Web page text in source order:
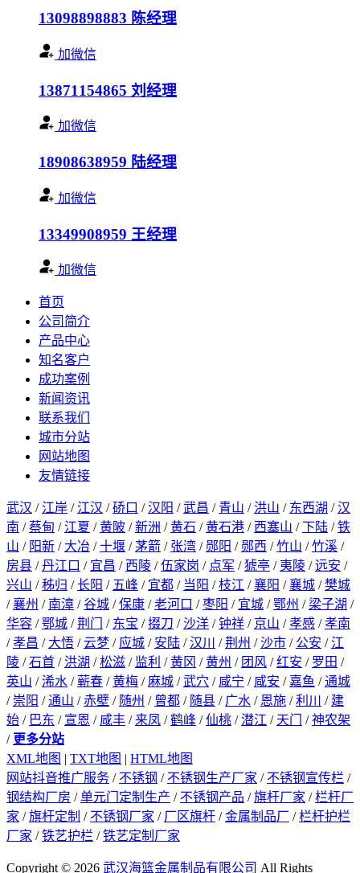
13098898883 陈经理
加微信
13871154865 刘经理
加微信
18908638959 陆经理
加微信
13349908959 王经理
加微信
首页
公司简介
产品中心
知名客户
成功案例
新闻资讯
联系我们
城市分站
网站地图
友情链接
武汉 / 江岸 / 江汉 /硚口 /汉阳 /武昌 / 青山 / 洪山 / 东西湖 /汉
南 /蔡甸 / 江夏 /黄陂 /新洲 /黄石 /黄石港 / 西塞山 /下陆 /铁
山 / 阳新 / 大冶 /十堰 /茅箭 / 张湾 / 郧阳 / 郧西 /竹山 /竹溪 /
房县 /丹江口 / 宜昌 / 西陵 /伍家岗 / 点军 /猇亭 / 夷陵 /远安 /
兴山 /秭归 /长阳 / 五峰 / 宜都 / 当阳 /枝江 /襄阳 /襄城 /樊城
/襄州 / 南漳 /谷城 /保康 /老河口 /枣阳 / 宜城 /鄂州 / 梁子湖 /
华容 /鄂城 /荆门 / 东宝 /掇刀 /沙洋 /钟祥 / 京山 /孝感 /孝南
/孝昌 / 大悟 /云梦 / 应城 / 安陆 /汉川 /荆州 /沙市 / 公安 / 江
陵 /石首 / 洪湖 /松滋 / 监利 /黄冈 /黄州 / 团风 /红安 / 罗田 /
英山 /浠水 /蕲春 /黄梅 / 麻城 /武穴 / 咸宁 / 咸安 / 嘉鱼 /通城
/ 崇阳 /通山 /赤壁 / 随州 / 曾都 / 随县 / 广水 / 恩施 /利川 / 建
始 / 巴东 / 宣恩 / 咸丰 / 来凤 /鹤峰 /仙桃 /潜江 / 天门 /神农架
/ 更多分站
XML地图 | TXT地图 | HTML地图
网站抖音推广服务 / 不锈钢 / 不锈钢生产厂家 / 不锈钢宣传栏 /
钢结构厂房 /单元门定制生产 / 不锈钢产品 /旗杆厂家 /栏杆厂
家 /旗杆定制 / 不锈钢厂家 / 厂区旗杆 /金属制品厂 /栏杆护栏
厂家 /铁艺护栏 /铁艺定制厂家
Copyright © 2026 武汉海篮金属制品有限公司 All Rights